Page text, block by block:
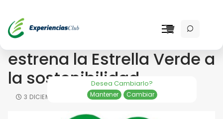
Desea Cambiarlo?
Mantener Cambiar
Guía Michelin Italia 2021
estrena la Estrella Verde a
la sostenibilidad
3 DICIEMBRE 2020 NEWS